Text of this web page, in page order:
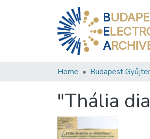
B
E
A
Home Budapest
"Thália